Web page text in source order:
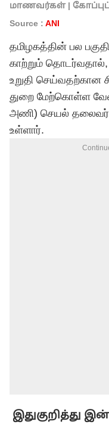
மாணவர்கள் |
Source : ANI
தமிழகத்தின் பல
காற்றும்
உறுதி செய்வதற்கான
துறை மேற்கொள்ள
அணி) செயல் தலைவர்
உள்ளார்.
இதுகுறித்து